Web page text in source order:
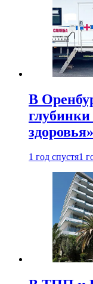
В
глубинки
здоровья»
1 год спустя1